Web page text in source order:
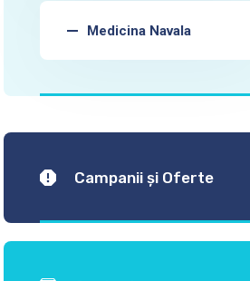
Medicina Navala
Campanii și Oferte